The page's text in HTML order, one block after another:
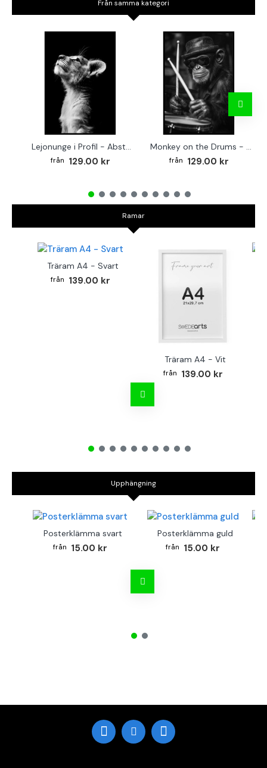
Från samma kategori
Lejonunge i Profil - Abstrakt poster i svartvitt
129.00 kr
Monkey on the Drums - Trendig poster
129.00 kr
Ramar
Träram A4 - Svart
139.00 kr
Träram A4 - Vit
139.00 kr
Upphängning
Posterklämma svart
15.00 kr
Posterklämma guld
15.00 kr